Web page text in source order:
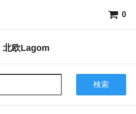
0
北欧Lagom
検索